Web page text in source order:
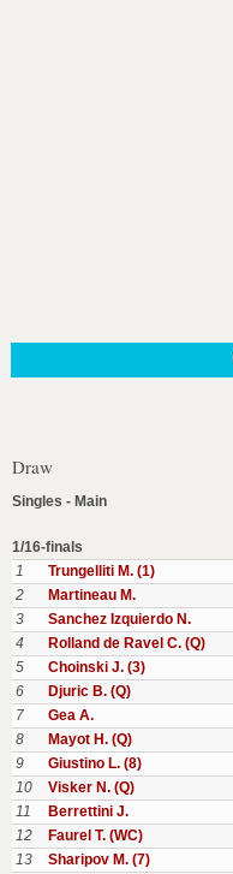
Draw
Singles - Main
1/16-finals
1
Trungelliti M. (1)
2
Martineau M.
3
Sanchez Izquierdo N.
4
Rolland de Ravel C. (Q)
5
Choinski J. (3)
6
Djuric B. (Q)
7
Gea A.
8
Mayot H. (Q)
9
Giustino L. (8)
10
Visker N. (Q)
11
Berrettini J.
12
Faurel T. (WC)
13
Sharipov M. (7)